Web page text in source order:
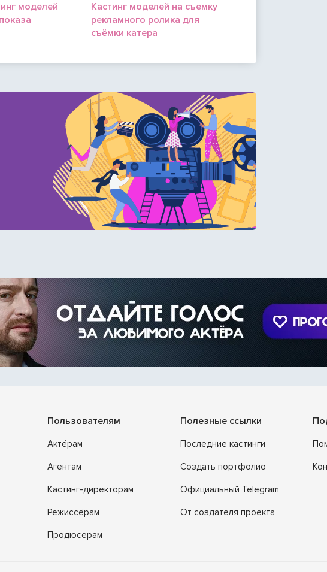
моделей
Кастинг моделей на съемку
рекламного ролика для
съёмки катера
Пользователям
Актёрам
Агентам
Кастинг-директорам
Режиссёрам
Продюсерам
Полезные ссылки
Последние кастинги
Создать портфолио
Официальный Telegram
От создателя проекта